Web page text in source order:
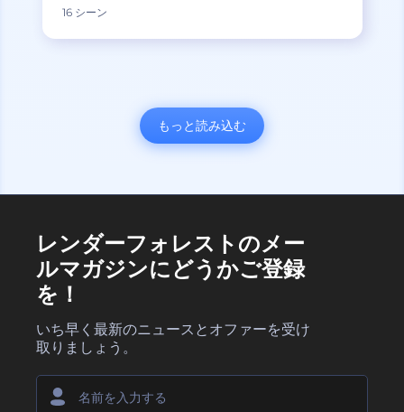
16 シーン
もっと読み込む
レンダーフォレストのメー
ルマガジンにどうかご登録
を！
いち早く最新のニュースとオファーを受け
取りましょう。